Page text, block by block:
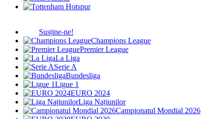
Susține-ne!
Champions League
Premier League
La Liga
Serie A
Bundesliga
Ligue 1
EURO 2024
Liga Națiunilor
Campionatul Mondial 2026